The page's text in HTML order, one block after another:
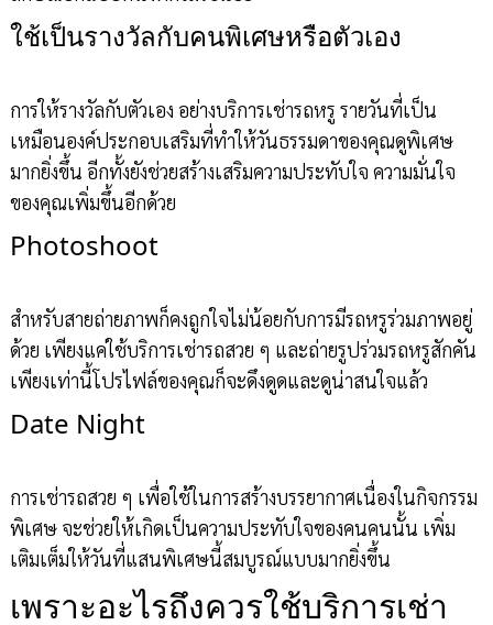
ใช้เป็นรางวัลกับคนพิเศษหรือตัวเอง
การให้รางวัลกับตัวเอง อย่างบริการเช่ารถหรู รายวันที่เป็น
เหมือนองค์ประกอบเสริมที่ทำให้วันธรรมดาของคุณดูพิเศษ
มากยิ่งขึ้น อีกทั้งยังช่วยสร้างเสริมความประทับใจ ความมั่นใจ
ของคุณเพิ่มขึ้นอีกด้วย
Photoshoot
สำหรับสายถ่ายภาพก็คงถูกใจไม่น้อยกับการมีรถหรูร่วมภาพอยู่
ด้วย เพียงแค่ใช้บริการเช่ารถสวย ๆ และถ่ายรูปร่วมรถหรูสักคัน
เพียงเท่านี้โปรไฟล์ของคุณก็จะดึงดูดและดูน่าสนใจแล้ว
Date Night
การเช่ารถสวย ๆ เพื่อใช้ในการสร้างบรรยากาศเนื่องในกิจกรรม
พิเศษ จะช่วยให้เกิดเป็นความประทับใจของคนคนนั้น เพิ่ม
เติมเต็มให้วันที่แสนพิเศษนี้สมบูรณ์แบบมากยิ่งขึ้น
เพราะอะไรถึงควรใช้บริการเช่า